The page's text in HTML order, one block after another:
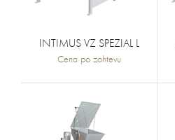
INTIMUS VZ SPEZIAL L
Cena po zahtevu